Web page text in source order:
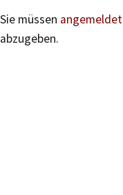
Sie müssen angemeldet
abzugeben.